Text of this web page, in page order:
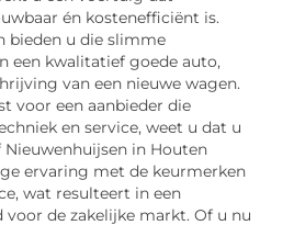
én kostenefficiënt is.
bieden u die slimme
een kwalitatief goede auto,
van een nieuwe wagen.
voor een aanbieder die
en service, weet u dat u
in Houten
ervaring met de keurmerken
wat resulteert in een
voor de zakelijke markt. Of u nu